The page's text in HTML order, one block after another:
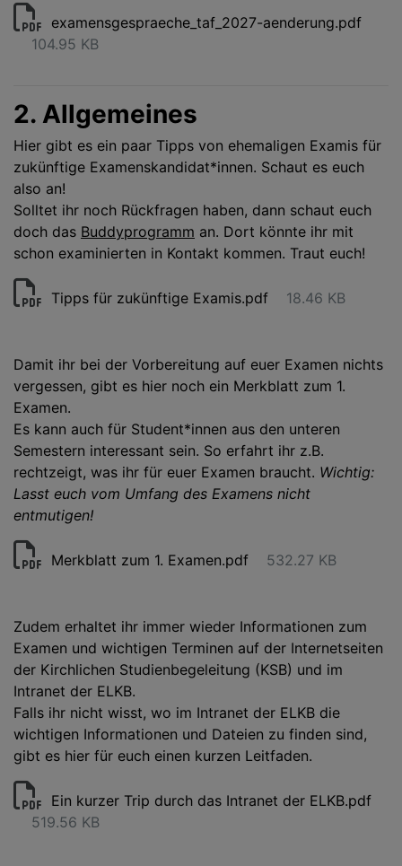
examensgespraeche_taf_2027-aenderung.pdf
104.95 KB
2. Allgemeines
Hier gibt es ein paar Tipps von ehemaligen Examis für
zukünftige Examenskandidat*innen. Schaut es euch
also an!
Solltet ihr noch Rückfragen haben, dann schaut euch
doch das Buddyprogramm an. Dort könnte ihr mit
schon examinierten in Kontakt kommen. Traut euch!
Tipps für zukünftige Examis.pdf 18.46 KB
Damit ihr bei der Vorbereitung auf euer Examen nichts
vergessen, gibt es hier noch ein Merkblatt zum 1.
Examen.
Es kann auch für Student*innen aus den unteren
Semestern interessant sein. So erfahrt ihr z.B.
rechtzeigt, was ihr für euer Examen braucht. Wichtig:
Lasst euch vom Umfang des Examens nicht
entmutigen!
Merkblatt zum 1. Examen.pdf 532.27 KB
Zudem erhaltet ihr immer wieder Informationen zum
Examen und wichtigen Terminen auf der Internetseiten
der Kirchlichen Studienbegeleitung (KSB) und im
Intranet der ELKB.
Falls ihr nicht wisst, wo im Intranet der ELKB die
wichtigen Informationen und Dateien zu finden sind,
gibt es hier für euch einen kurzen Leitfaden.
Ein kurzer Trip durch das Intranet der ELKB.pdf
519.56 KB